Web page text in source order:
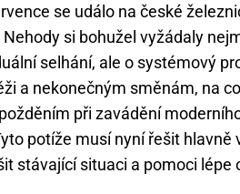
se událo na české
si bohužel vyžádaly
selhání, ale o systémový
a nekonečným směnám, na
při zavádění
potíže musí nyní řešit hlavně
stávající situaci a pomoci